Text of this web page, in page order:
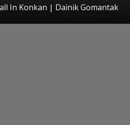
In Konkan | Dainik Gomantak